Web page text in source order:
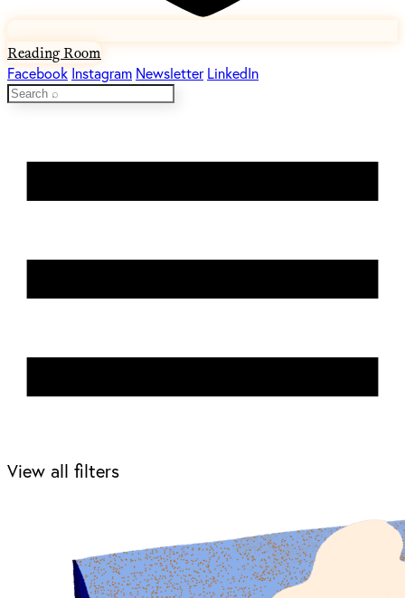
Reading Room
Facebook Instagram Newsletter LinkedIn
View all filters